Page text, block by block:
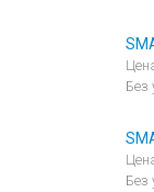
Без
Без